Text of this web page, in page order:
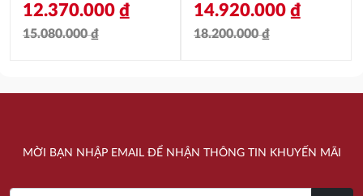
15.080.000₫
12.370.000 ₫
12.370.000 ₫.
18.200.000₫
14.920.000 ₫
14.920.000 ₫.
MỜI BẠN NHẬP EMAIL ĐỂ NHẬN THÔNG TIN KHUYẾN MÃI